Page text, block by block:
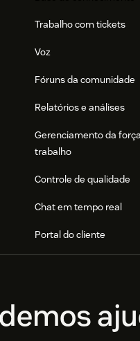
Trabalho com tickets
Voz
Fóruns da comunidade
Relatórios e análises
Gerenciamento da
trabalho
Controle de qualidade
Chat em tempo real
Portal do cliente